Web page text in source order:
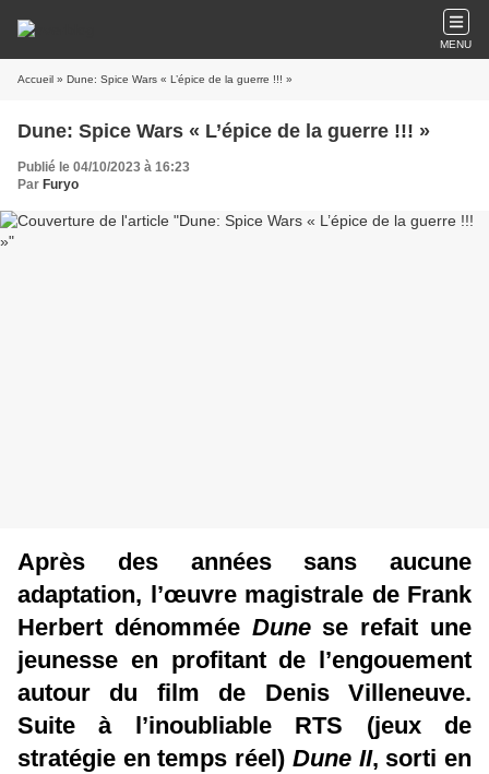
MENU
Accueil » Dune: Spice Wars « L’épice de la guerre !!! »
Dune: Spice Wars « L’épice de la guerre !!! »
Publié le 04/10/2023 à 16:23
Par Furyo
Après des années sans aucune
adaptation, l’œuvre magistrale de Frank
Herbert dénommée Dunese refait une
jeunesse en profitant de l’engouement
autour du film de Denis Villeneuve.
Suite à l’inoubliable RTS (jeux de
stratégie en temps réel) Dune II, sorti en